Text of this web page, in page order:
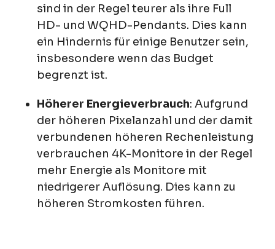
sind in der Regel teurer als ihre Full
HD- und WQHD-Pendants. Dies kann
ein Hindernis für einige Benutzer sein,
insbesondere wenn das Budget
begrenzt ist.
Höherer Energieverbrauch: Aufgrund
der höheren Pixelanzahl und der damit
verbundenen höheren Rechenleistung
verbrauchen 4K-Monitore in der Regel
mehr Energie als Monitore mit
niedrigerer Auflösung. Dies kann zu
höheren Stromkosten führen.